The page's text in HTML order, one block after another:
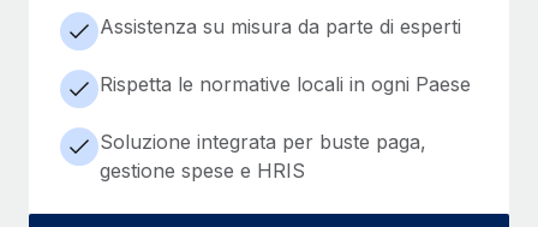
Assistenza su misura da parte di esperti
Rispetta le normative locali in ogni Paese
Soluzione integrata per buste paga,
gestione spese e HRIS